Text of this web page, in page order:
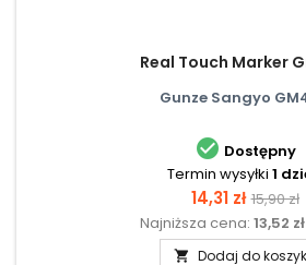
Real Touch Marker
Gunze Sangyo
 Dostępny
Termin wysyłki 1
Cena
14,31 zł Cena
15,90 zł
Najniższa cena: 13,52 zł
 Dodaj do